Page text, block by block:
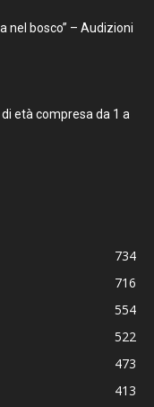
nel bosco” – Audizioni
età compresa da 1 a
734
716
554
522
473
413